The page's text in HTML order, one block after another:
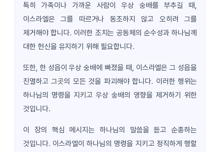
특히 가족이나 가까운 사람이 우상 숭배를 부추길 때,
이스라엘은 그를 따르거나 동조하지 않고 오히려 그를
제거해야 합니다. 이러한 조치는 공동체의 순수성과 하나님께
대한 헌신을 유지하기 위해 필요합니다.
또한, 한 성읍이 우상 숭배에 빠졌을 때, 이스라엘은 그 성읍을
진멸하고 그곳의 모든 것을 파괴해야 합니다. 이러한 행위는
하나님의 명령을 지키고 우상 숭배의 영향을 제거하기 위한
것입니다.
이 장의 핵심 메시지는 하나님의 말씀을 듣고 순종하는
것입니다. 이스라엘이 하나님의 명령을 지키고 정직하게 행할